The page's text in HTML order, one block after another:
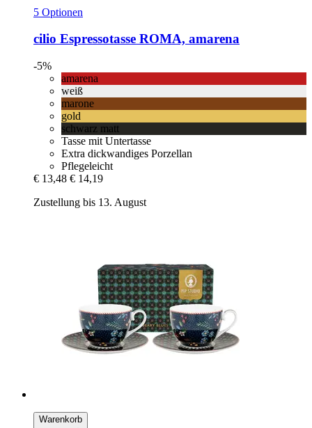
5 Optionen
cilio Espressotasse ROMA, amarena
-5%
amarena
weiß
marone
gold
schwarz matt
Tasse mit Untertasse
Extra dickwandiges Porzellan
Pflegeleicht
€ 13,48 € 14,19
Zustellung bis 13. August
Warenkorb